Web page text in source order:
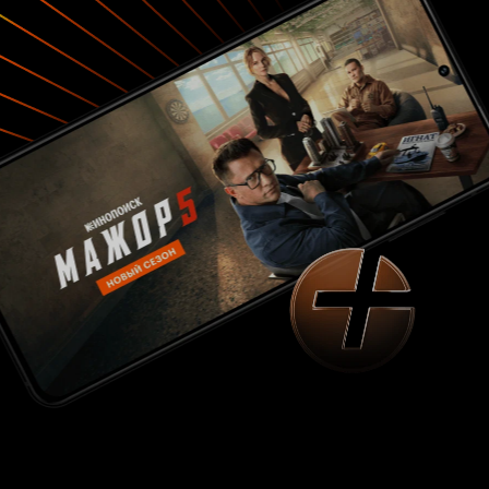
же время братья знакомятся с оружейным
бароном – экзальтированным иностранцем
Чарли… Картина снята по законам
гангстерской саги: подробно показана
семейная жизнь братьев, обеды, беседы, жены,
дети, приемы. Работа законная и
криминальная также отражена: магазин, рэкет,
оружие, коррупция… Рядом с братьями
женщины. Их образы могли бы стать
интересными, но показаны схематично и почти
не запоминаются. Самая заметная – жена
Сиддхарта, стерва и провокаторша. Фильм
снят просто, по законам жанра, без
неожиданностей. Зло наказано, закон
торжествует, невиновные использованы и тоже
осуждены. Попавшие в орбиту криминала
пострадали, чтоб другим неповадно было
впредь. Хитрые ловкачи пока на свободе, но
это временно. Фильм не сказать, чтоб
интересный, нет. Немного скучноватый. Сюжет
также не везде ровный, местами сцены